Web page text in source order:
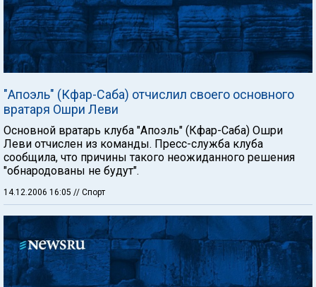
"Апоэль" (Кфар-Саба) отчислил своего основного
вратаря Ошри Леви
Основной вратарь клуба "Апоэль" (Кфар-Саба) Ошри
Леви отчислен из команды. Пресс-служба клуба
сообщила, что причины такого неожиданного решения
"обнародованы не будут".
14.12.2006 16:05 // Спорт